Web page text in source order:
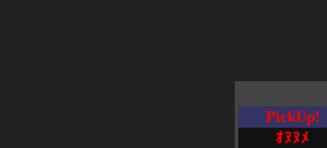
PickUp!
ｵﾇﾇﾒ